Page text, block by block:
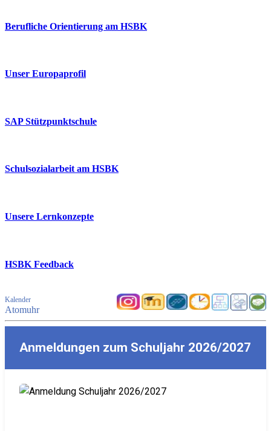
Berufliche Orientierung am HSBK
Unser Europaprofil
SAP Stützpunktschule
Schulsozialarbeit am HSBK
Unsere Lernkonzepte
HSBK Feedback
Kalender
Atomuhr
Anmeldungen zum Schuljahr 2026/2027